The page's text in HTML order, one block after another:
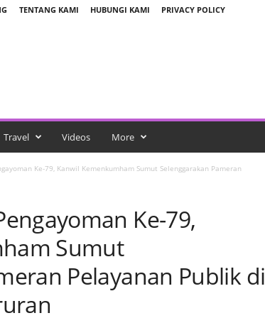
TENTANG KAMI HUBUNGI KAMI PRIVACY POLICY
Travel Videos More
Ke-79, Kanwil Kemenkumham Sumut Selenggarakan Pameran
Ke-79,
Sumut
Pelayanan Publik di